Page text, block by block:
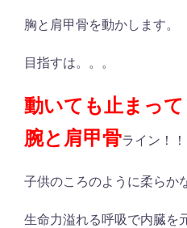
胸と肩甲骨を動かします。
目指すは。。。
動いても止まっ
腕と肩甲骨ライン！！
子供のころのように柔らか
生命力溢れる呼吸で内臓を